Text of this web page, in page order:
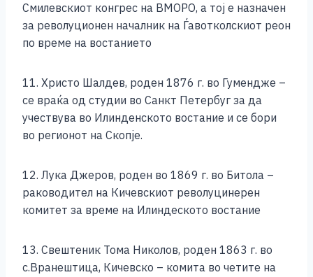
Смилевскиот конгрес на ВМОРО, а тој е назначен
за револуционен началник на Ѓавотколскиот реон
по време на востанието
11. Христо Шалдев, роден 1876 г. во Гумендже –
се враќа од студии во Санкт Петербуг за да
учествува во Илинденското востание и се бори
во регионот на Скопје.
12. Лука Джеров, роден во 1869 г. во Битола –
раководител на Кичевскиот револуцинерен
комитет за време на Илиндеското востание
13. Свештеник Тома Николов, роден 1863 г. во
с.Вранештица, Кичевско – комита во четите на